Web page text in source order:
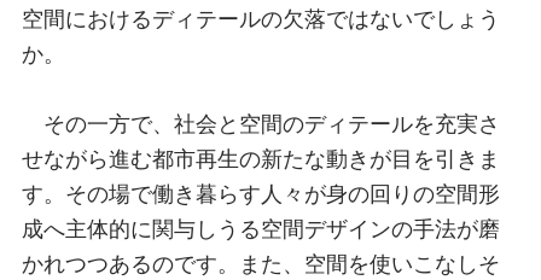
空間におけるディテールの欠落ではないでしょう
か。
その一方で、社会と空間のディテールを充実さ
せながら進む都市再生の新たな動きが目を引きま
す。その場で働き暮らす人々が身の回りの空間形
成へ主体的に関与しうる空間デザインの手法が磨
かれつつあるのです。また、空間を使いこなしそ